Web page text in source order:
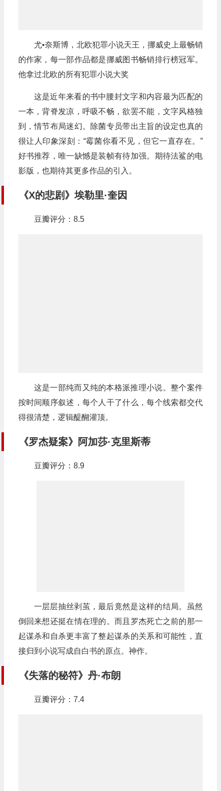
尤•奈斯博，北欧犯罪小说天王，挪威史上最畅销
的作家，每一部作品都是挪威图书畅销排行榜冠军。
他拿过北欧的所有犯罪小说大奖
这是近年来看的书中腰封文字和内容最为匹配的
一本，背脊发凉，呼吸不畅，欲罢不能，文字风格独
到，情节布局迷幻。除菌专员带出主旨的设定也真的
很让人印象深刻：“霉菌你看不见，但它一直存在。”
好书推荐，唯一缺憾是装帧有待加强。期待法鲨的电
影版，也期待其更多作品的引入。
《X的悲剧》埃勒里·奎因
豆瓣评分：8.5
这是一部纯而又纯的本格派推理小说。整个案件
按时间顺序叙述，每个人干了什么，每个线索都交代
得很清楚，逻辑醍醐灌顶。
《罗杰疑案》阿加莎·克里斯蒂
豆瓣评分：8.9
一层层抽丝剥茧，最后竟然是这样的结局。虽然
倒回来想还挺在情在理的。而且罗杰死亡之前的那一
起谋杀和自杀更丰富了整起谋杀的关系和可能性，直
接归到小说写成自白书的原点。神作。
《失落的秘符》丹·布朗
豆瓣评分：7.4